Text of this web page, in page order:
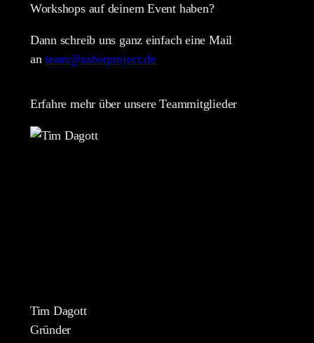
Workshops auf deinem Event haben?
Dann schreib uns ganz einfach eine Mail
anteam@saberproject.de
Erfahre mehr über unsere Teammitglieder
Tim Dagott
Gründer